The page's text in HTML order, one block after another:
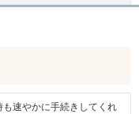
速やかに手続きしてくれ